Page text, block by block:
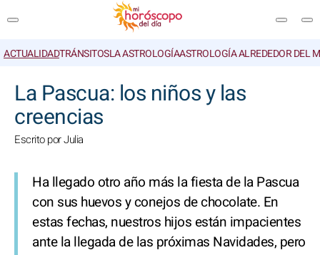
ACTUALIDADTRÁNSITOSLA ASTROLOGÍAASTROLOGÍA ALREDEDOR DEL
La Pascua: los niños y las
creencias
Escrito por Julia
Ha llegado otro año más la fiesta de la Pascua
con sus huevos y conejos de chocolate. En
estas fechas, nuestros hijos están impacientes
ante la llegada de las próximas Navidades, pero